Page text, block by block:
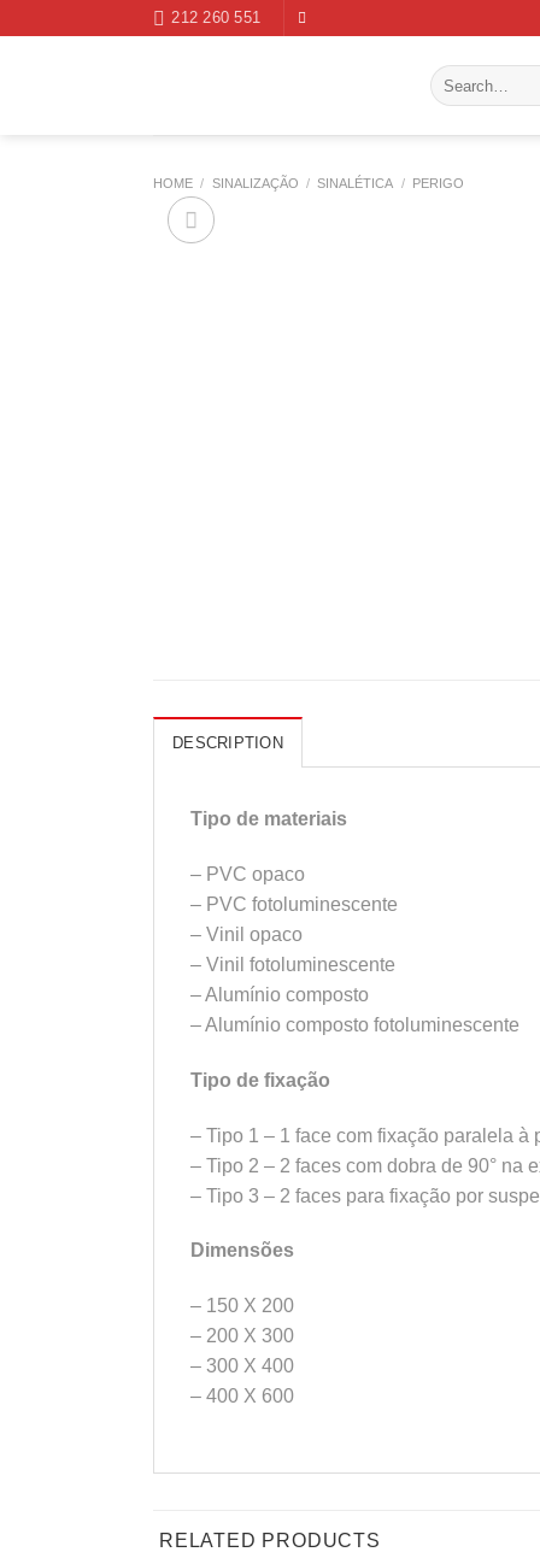
212 260 551
Search
for:
HOME / SINALIZAÇÃO / SINALÉTICA / PERIGO
DESCRIPTION
Tipo de materiais
– PVC opaco
– PVC fotoluminescente
– Vinil opaco
– Vinil fotoluminescente
– Alumínio composto
– Alumínio composto fotoluminescente
Tipo de fixação
– Tipo 1 – 1 face com fixação paralela à
– Tipo 2 – 2 faces com dobra de 90° na
– Tipo 3 – 2 faces para fixação por
Dimensões
– 150 X 200
– 200 X 300
– 300 X 400
– 400 X 600
RELATED PRODUCTS